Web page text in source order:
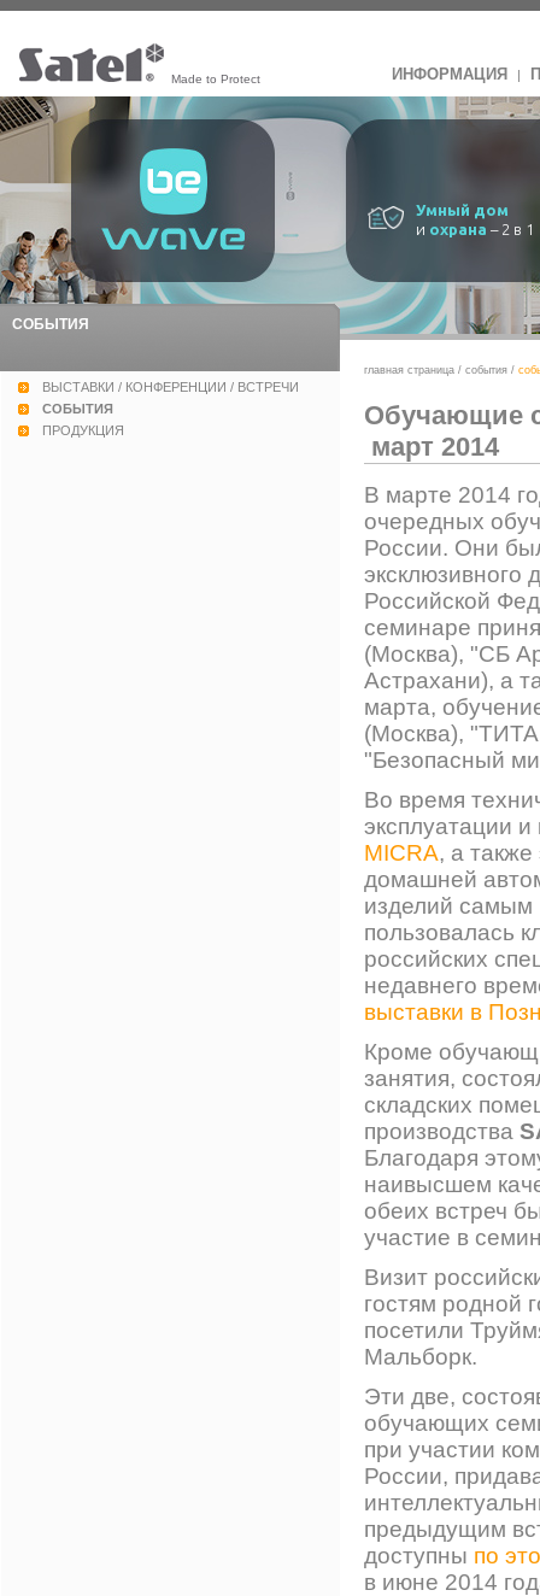
Made to Protect ИНФОРМАЦИЯ |
Умный дом
и охрана – 2 в 1
СОБЫТИЯ
ВЫСТАВКИ / КОНФЕРЕНЦИИ / ВСТРЕЧИ
СОБЫТИЯ
ПРОДУКЦИЯ
главная страница / события /
Обучающие
март 2014
В марте 2014
очередных
России. Они
эксклюзивного
Российской
семинаре
(Москва), "СБ
Астрахани), а
марта,
(Москва),
"Безопасный
Во время
эксплуатации
MICRA, а
домашней
изделий самым
пользовалась
российских
недавнего
выставки в
Кроме
занятия,
складских
производства
Благодаря
наивысшем
обеих встреч
участие в
Визит
гостям родной
посетили
Мальборк.
Эти две,
обучающих
при участии
России,
предыдущим
доступны по
в июне 2014